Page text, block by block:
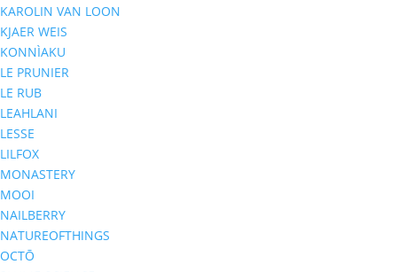
KAROLIN VAN LOON
KJAER WEIS
KONNÌAKU
LE PRUNIER
LE RUB
LEAHLANI
LESSE
LILFOX
MONASTERY
MOOI
NAILBERRY
NATUREOFTHINGS
OCTŌ